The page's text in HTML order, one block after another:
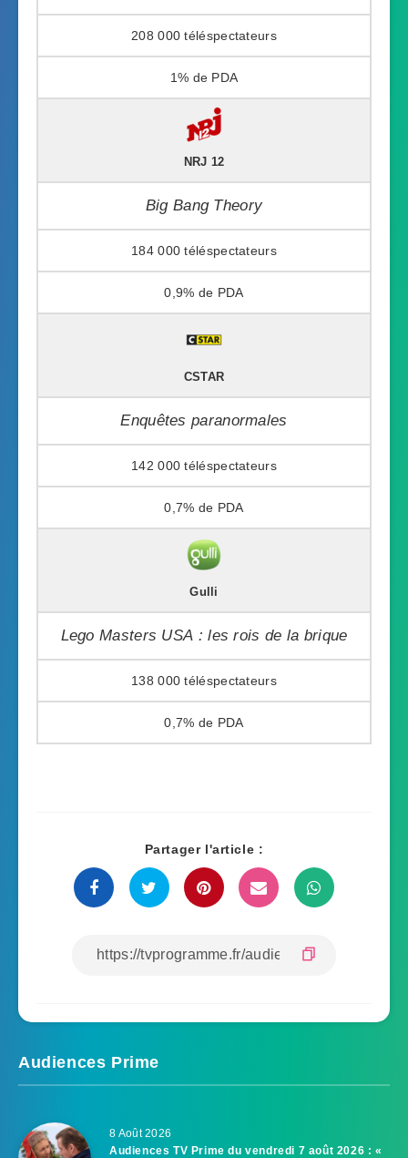
208 000
1%
NRJ 12
Big Bang Theory
184 000
0,9%
CSTAR
Enquêtes paranormales
142 000
0,7%
Gulli
Lego Masters USA : les rois de la brique
138 000
0,7%
Partager l'article :
Audiences Prime
8 Août 2026
Audiences TV Prime du vendredi 7 août 2026 : «